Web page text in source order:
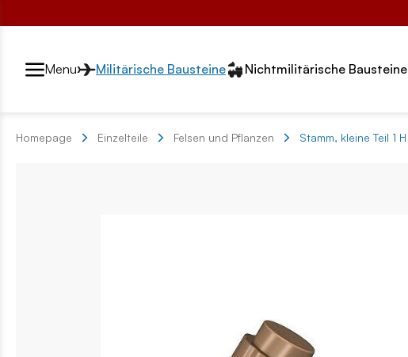
Przełącznik segmentów2
Menu Militärische Bausteine Nichtmilitärische Bausteine
Homepage Einzelteile Felsen und Pflanzen Stamm, kleine Teil 1 H